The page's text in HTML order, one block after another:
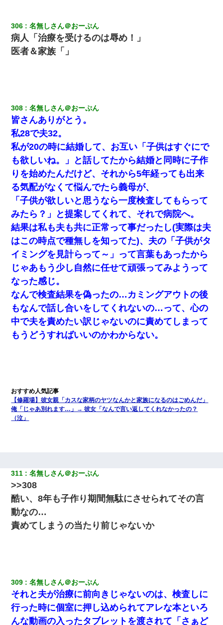
306 名無しさん＠おーぷん
病人「治療を受けるのは辱め！」
医者＆家族「」
308 名無しさん＠おーぷん
皆さんありがとう。
私28で夫32。
私が20の時に結婚して、お互い「子供はすぐにで
も欲しいね。」と話してたから結婚と同時に子作
りを始めたんだけど、それから5年経っても出来
る気配がなくて悩んでたら義母が、
「子供が欲しいと思うなら一度検査してもらって
みたら？」と提案してくれて、それで病院へ。
結果は私も夫も共に正常って事だったし(実際は夫
はこの時点で種無しを知ってた)、夫の「子供がタ
イミングを見計らって～」って言葉もあったから
じゃあもう少し自然に任せて頑張ってみようって
なった感じ。
なんで検査結果を偽ったの…カミングアウトの後
もなんで話し合いをしてくれないの…って、心の
中で夫を責めたい訳じゃないのに責めてしまって
もうどうすればいいのかわからない。
【修羅場】彼女親「カスな家柄のヤツなんかと家族になるのはごめんだ」
俺「じゃあ別れます…」→ 彼女「なんで言い返してくれなかったの？
（泣」
311 名無しさん＠おーぷん
>>308
酷い、8年も子作り期間無駄にさせられてその言
動なの…
責めてしまうの当たり前じゃないか
309 名無しさん＠おーぷん
それと夫が治療に前向きじゃないのは、検査しに
行った時に個室に押し込められてアレな本といろ
んな動画の入ったタブレットを渡されて「さぁど